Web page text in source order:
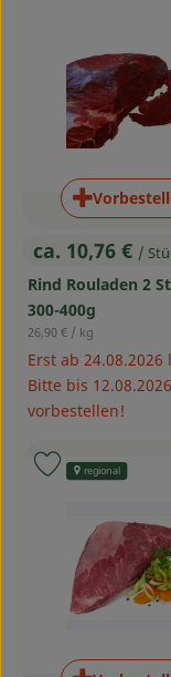
, Preis:
ca. 10,76 € /
Rind Rouladen 2
300-400g
, Referenzpreis:
26,90 € / kg
Erst ab
Bitte bis 12.08.2026
vorbestellen!
regional
Produkt zu